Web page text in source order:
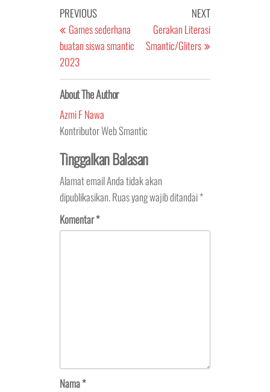
Navigasi
pos
Previous
Post
PREVIOUS
Games sederhana
buatan siswa smantic
2023
Next
Post
NEXT
Gerakan Literasi
Smantic/Gliters
About The Author
Azmi F Nawa
Kontributor Web Smantic
Tinggalkan Balasan
Alamat email Anda tidak akan
dipublikasikan.Ruas yang wajib ditandai*
Komentar*
Nama*